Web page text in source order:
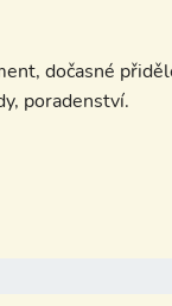
dočasné
poradenství.